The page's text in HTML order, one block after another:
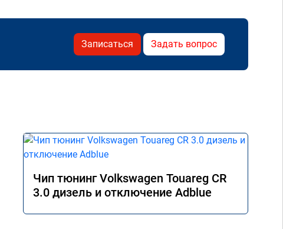
Записаться Задать вопрос
Чип тюнинг Volkswagen Touareg CR
3.0 дизель и отключение Adblue